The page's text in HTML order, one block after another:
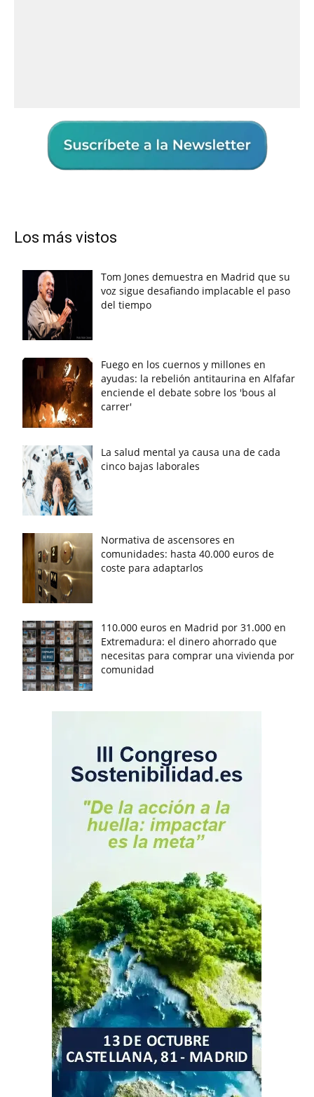
Los más vistos
Tom Jones demuestra en Madrid que su
voz sigue desafiando implacable el paso
del tiempo
Fuego en los cuernos y millones en
ayudas: la rebelión antitaurina en Alfafar
enciende el debate sobre los 'bous al
carrer'
La salud mental ya causa una de cada
cinco bajas laborales
Normativa de ascensores en
comunidades: hasta 40.000 euros de
coste para adaptarlos
110.000 euros en Madrid por 31.000 en
Extremadura: el dinero ahorrado que
necesitas para comprar una vivienda por
comunidad